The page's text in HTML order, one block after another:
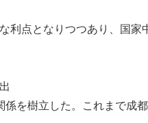
利点となりつつあり、国家
を樹立した。これまで成